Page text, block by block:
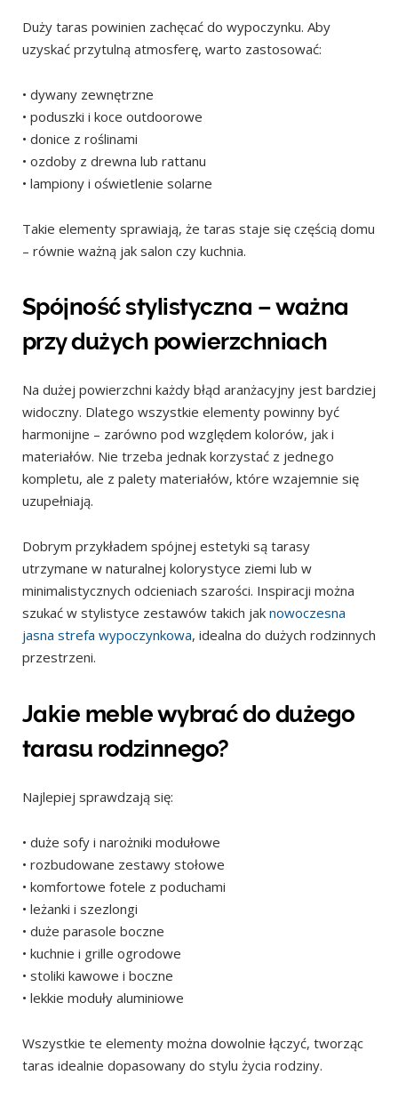
Duży taras powinien zachęcać do wypoczynku. Aby
uzyskać przytulną atmosferę, warto zastosować:
• dywany zewnętrzne
• poduszki i koce outdoorowe
• donice z roślinami
• ozdoby z drewna lub rattanu
• lampiony i oświetlenie solarne
Takie elementy sprawiają, że taras staje się częścią domu
– równie ważną jak salon czy kuchnia.
Spójność stylistyczna – ważna
przy dużych powierzchniach
Na dużej powierzchni każdy błąd aranżacyjny jest bardziej
widoczny. Dlatego wszystkie elementy powinny być
harmonijne – zarówno pod względem kolorów, jak i
materiałów. Nie trzeba jednak korzystać z jednego
kompletu, ale z palety materiałów, które wzajemnie się
uzupełniają.
Dobrym przykładem spójnej estetyki są tarasy
utrzymane w naturalnej kolorystyce ziemi lub w
minimalistycznych odcieniach szarości. Inspiracji można
szukać w stylistyce zestawów takich jak nowoczesna
jasna strefa wypoczynkowa, idealna do dużych rodzinnych
przestrzeni.
Jakie meble wybrać do dużego
tarasu rodzinnego?
Najlepiej sprawdzają się:
• duże sofy i narożniki modułowe
• rozbudowane zestawy stołowe
• komfortowe fotele z poduchami
• leżanki i szezlongi
• duże parasole boczne
• kuchnie i grille ogrodowe
• stoliki kawowe i boczne
• lekkie moduły aluminiowe
Wszystkie te elementy można dowolnie łączyć, tworząc
taras idealnie dopasowany do stylu życia rodziny.